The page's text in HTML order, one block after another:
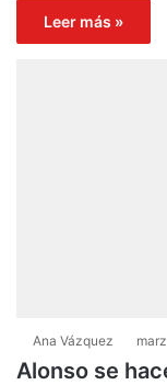
Leer más »
Ana Vázquez
Alonso se